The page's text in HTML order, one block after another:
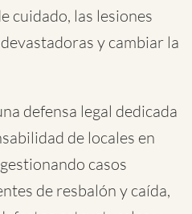
cuidado, las lesiones
y cambiar la
defensa legal dedicada
de locales en
casos
de resbalón y caída,